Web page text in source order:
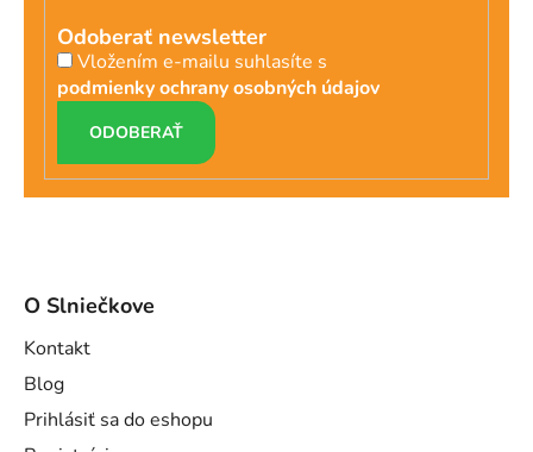
Odoberať newsletter
Vložením e-mailu suhlasíte s
podmienky ochrany osobných údajov
PRIHLÁSIŤ
SA
O Slniečkove
Kontakt
Blog
Prihlásiť sa do eshopu